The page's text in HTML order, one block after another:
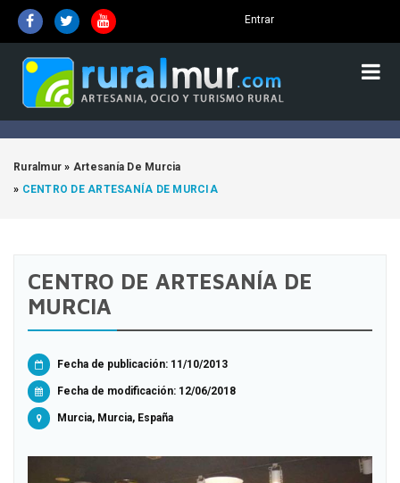
Entrar
Ruralmur » Artesanía De Murcia
» CENTRO DE ARTESANÍA DE MURCIA
CENTRO DE ARTESANÍA DE
MURCIA
Fecha de publicación: 11/10/2013
Fecha de modificación: 12/06/2018
Murcia, Murcia, España